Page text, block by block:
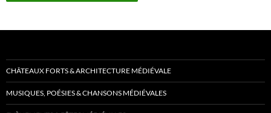
CHÂTEAUX FORTS & ARCHITECTURE MÉDIÉVALE
MUSIQUES, POÉSIES & CHANSONS MÉDIÉVALES